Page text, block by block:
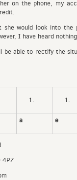
on the phone, my
she would look into the
I have heard
be able to rectify the
a e